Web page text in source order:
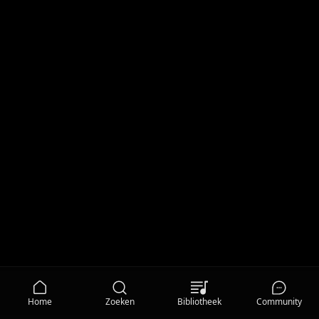
Home Zoeken Bibliotheek Community